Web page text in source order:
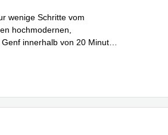
wenige Schritte vom
hochmodernen,
innerhalb von 20 Minuten